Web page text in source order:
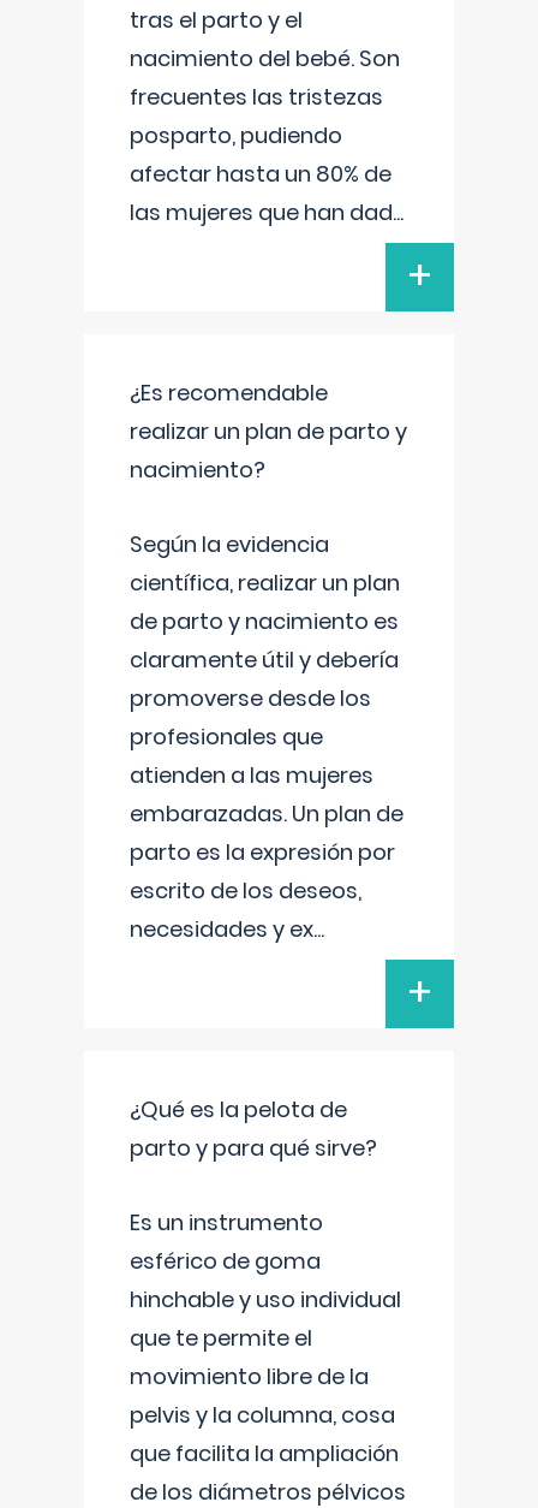
tras el parto y el
nacimiento del bebé. Son
frecuentes las tristezas
posparto, pudiendo
afectar hasta un 80% de
las mujeres que han dad...
+
¿Es recomendable
realizar un plan de parto y
nacimiento?
Según la evidencia
científica, realizar un plan
de parto y nacimiento es
claramente útil y debería
promoverse desde los
profesionales que
atienden a las mujeres
embarazadas. Un plan de
parto es la expresión por
escrito de los deseos,
necesidades y ex...
+
¿Qué es la pelota de
parto y para qué sirve?
Es un instrumento
esférico de goma
hinchable y uso individual
que te permite el
movimiento libre de la
pelvis y la columna, cosa
que facilita la ampliación
de los diámetros pélvicos